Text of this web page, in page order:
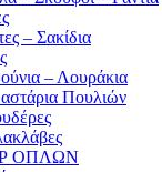
– Σακίδια
– Λουράκια
Πουλιών
ΟΠΛΩΝ